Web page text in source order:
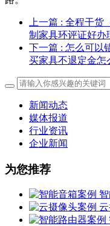
上一篇 : 全程干货
制家具环评证好办
下一篇 : 怎么可以
买家具不退定金怎
新闻动态
媒体报道
行业资讯
企业新闻
为您推荐